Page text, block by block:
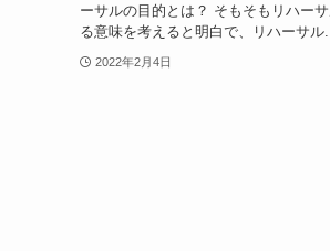
ーサルの目的とは？ そもそもリハー
る意味を考えると明白で、リハーサル...
2022年2月4日